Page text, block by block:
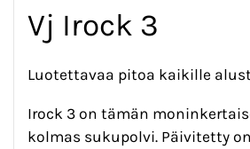
Vj Irock 3
Luotettavaa pitoa kaikille
Irock 3 on tämän
kolmas sukupolvi. Päivitetty